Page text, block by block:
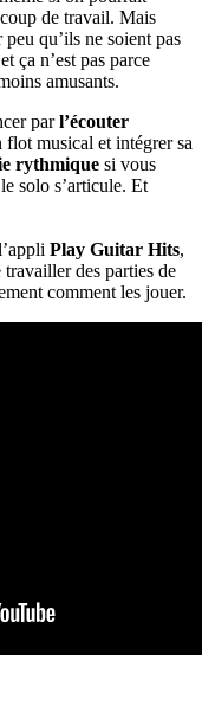
de travail. Mais
qu’ils ne soient pas
ça n’est pas parce
amusants.
parl’écouter
musical et intégrer sa
rythmique si vous
solo s’articule. Et
Play Guitar Hits,
travailler des parties de
comment les jouer.